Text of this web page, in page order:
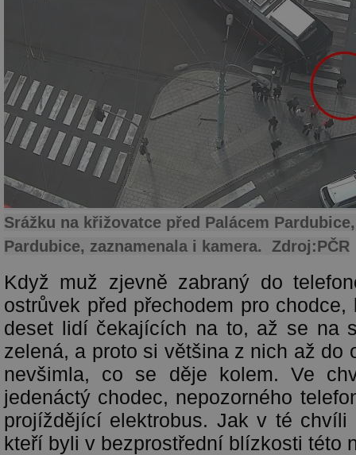
Srážku na křižovatce před Palácem
Pardubice, zaznamenala i kamera. Zdroj:PČR
Když muž zjevně zabraný do
ostrůvek před přechodem pro
deset lidí čekajících na to, až se na
zelená, a proto si většina z nich až do
nevšimla, co se děje kolem. Ve
jedenáctý chodec, nepozorného
projíždějící elektrobus. Jak v té chvíli
kteří byli v bezprostřední blízkosti této